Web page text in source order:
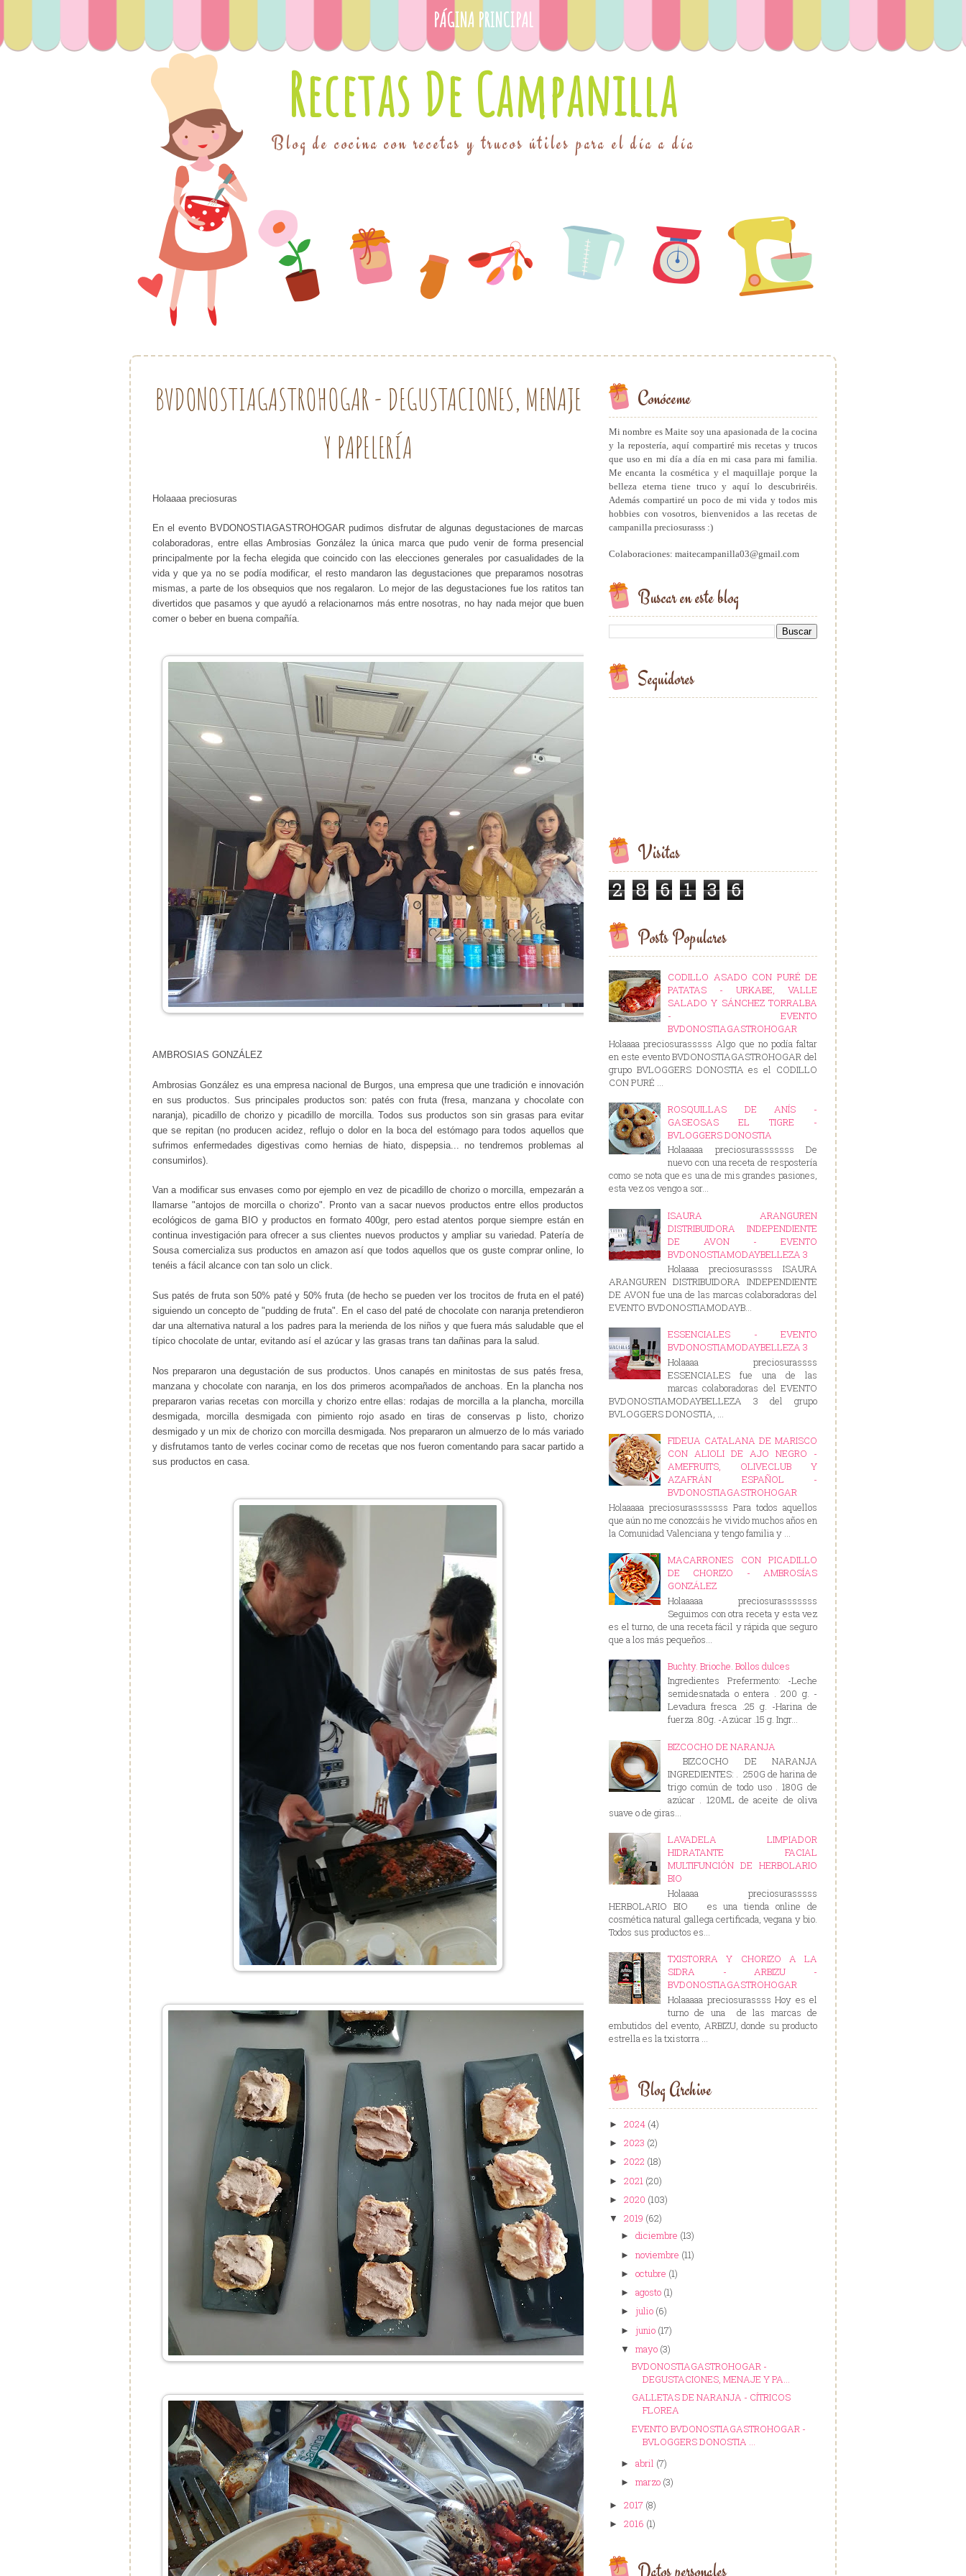
PÁGINA PRINCIPAL
Recetas De Campanilla
Blog de cocina con recetas y trucos útiles para el día a día
BVDONOSTIAGASTROHOGAR - DEGUSTACIONES, MENAJE
Y PAPELERÍA
Holaaaa preciosuras
En el evento BVDONOSTIAGASTROHOGAR pudimos disfrutar de algunas degustaciones de marcas
colaboradoras, entre ellas Ambrosias González la única marca que pudo venir de forma presencial
principalmente por la fecha elegida que coincido con las elecciones generales por casualidades de la
vida y que ya no se podía modificar, el resto mandaron las degustaciones que preparamos nosotras
mismas, a parte de los obsequios que nos regalaron. Lo mejor de las degustaciones fue los ratitos tan
divertidos que pasamos y que ayudó a relacionarnos más entre nosotras, no hay nada mejor que buen
comer o beber en buena compañía.
AMBROSIAS GONZÁLEZ
Ambrosias González es una empresa nacional de Burgos, una empresa que une tradición e innovación
en sus productos. Sus principales productos son: patés con fruta (fresa, manzana y chocolate con
naranja), picadillo de chorizo y picadillo de morcilla. Todos sus productos son sin grasas para evitar
que se repitan (no producen acidez, reflujo o dolor en la boca del estómago para todos aquellos que
sufrimos enfermedades digestivas como hernias de hiato, dispepsia... no tendremos problemas al
consumirlos).
Van a modificar sus envases como por ejemplo en vez de picadillo de chorizo o morcilla, empezarán a
llamarse "antojos de morcilla o chorizo". Pronto van a sacar nuevos productos entre ellos productos
ecológicos de gama BIO y productos en formato 400gr, pero estad atentos porque siempre están en
continua investigación para ofrecer a sus clientes nuevos productos y ampliar su variedad. Patería de
Sousa comercializa sus productos en amazon así que todos aquellos que os guste comprar online, lo
tenéis a fácil alcance con tan solo un click.
Sus patés de fruta son 50% paté y 50% fruta (de hecho se pueden ver los trocitos de fruta en el paté)
siguiendo un concepto de "pudding de fruta". En el caso del paté de chocolate con naranja pretendieron
dar una alternativa natural a los padres para la merienda de los niños y que fuera más saludable que el
típico chocolate de untar, evitando así el azúcar y las grasas trans tan dañinas para la salud.
Nos prepararon una degustación de sus productos. Unos canapés en minitostas de sus patés fresa,
manzana y chocolate con naranja, en los dos primeros acompañados de anchoas. En la plancha nos
prepararon varias recetas con morcilla y chorizo entre ellas: rodajas de morcilla a la plancha, morcilla
desmigada, morcilla desmigada con pimiento rojo asado en tiras de conservas p listo, chorizo
desmigado y un mix de chorizo con morcilla desmigada. Nos prepararon un almuerzo de lo más variado
y disfrutamos tanto de verles cocinar como de recetas que nos fueron comentando para sacar partido a
sus productos en casa.
Conóceme
Mi nombre es Maite soy una apasionada de la cocina
y la repostería, aquí compartiré mis recetas y trucos
que uso en mi día a día en mi casa para mi familia.
Me encanta la cosmética y el maquillaje porque la
belleza eterna tiene truco y aquí lo descubriréis.
Además compartiré un poco de mi vida y todos mis
hobbies con vosotros, bienvenidos a las recetas de
campanilla preciosurasss :)
Colaboraciones: maitecampanilla03@gmail.com
Buscar en este blog
Seguidores
Visitas
2 8 6 1 3 6
Posts Populares
CODILLO ASADO CON PURÉ DE
PATATAS - URKABE, VALLE
SALADO Y SÁNCHEZ TORRALBA
- EVENTO
BVDONOSTIAGASTROHOGAR
Holaaaa preciosurasssss Algo que no podía faltar
en este evento BVDONOSTIAGASTROHOGAR del
grupo BVLOGGERS DONOSTIA es el CODILLO
CON PURÉ ...
ROSQUILLAS DE ANÍS -
GASEOSAS EL TIGRE -
BVLOGGERS DONOSTIA
Holaaaaa preciosurasssssss De
nuevo con una receta de respostería
como se nota que es una de mis grandes pasiones,
esta vez os vengo a sor...
ISAURA ARANGUREN
DISTRIBUIDORA INDEPENDIENTE
DE AVON - EVENTO
BVDONOSTIAMODAYBELLEZA 3
Holaaaa preciosurassss ISAURA
ARANGUREN DISTRIBUIDORA INDEPENDIENTE
DE AVON fue una de las marcas colaboradoras del
EVENTO BVDONOSTIAMODAYB...
ESSENCIALES - EVENTO
BVDONOSTIAMODAYBELLEZA 3
Holaaaa preciosurassss
ESSENCIALES fue una de las
marcas colaboradoras del EVENTO
BVDONOSTIAMODAYBELLEZA 3 del grupo
BVLOGGERS DONOSTIA, ...
FIDEUA CATALANA DE MARISCO
CON ALIOLI DE AJO NEGRO -
AMEFRUITS, OLIVECLUB Y
AZAFRÁN ESPAÑOL -
BVDONOSTIAGASTROHOGAR
Holaaaaa preciosurasssssss Para todos aquellos
que aún no me conozcáis he vivido muchos años en
la Comunidad Valenciana y tengo familia y ...
MACARRONES CON PICADILLO
DE CHORIZO - AMBROSÍAS
GONZÁLEZ
Holaaaaa preciosurasssssss
Seguimos con otra receta y esta vez
es el turno, de una receta fácil y rápida que seguro
que a los más pequeños...
Buchty. Brioche. Bollos dulces
Ingredientes Prefermento: -Leche
semidesnatada o entera . 200 g. -
Levadura fresca .25 g. -Harina de
fuerza .80g. -Azúcar .15 g. Ingr...
BIZCOCHO DE NARANJA
BIZCOCHO DE NARANJA
INGREDIENTES: . 250G de harina de
trigo común de todo uso . 180G de
azúcar . 120ML de aceite de oliva
suave o de giras...
LAVADELA LIMPIADOR
HIDRATANTE FACIAL
MULTIFUNCIÓN DE HERBOLARIO
BIO
Holaaaa preciosurasssss
HERBOLARIO BIO es una tienda online de
cosmética natural gallega certificada, vegana y bio.
Todos sus productos es...
TXISTORRA Y CHORIZO A LA
SIDRA - ARBIZU -
BVDONOSTIAGASTROHOGAR
Holaaaaa preciosurassss Hoy es el
turno de una de las marcas de
embutidos del evento, ARBIZU, donde su producto
estrella es la txistorra ...
Blog Archive
► 2024 (4)
► 2023 (2)
► 2022 (18)
► 2021 (20)
► 2020 (103)
▼ 2019 (62)
► diciembre (13)
► noviembre (11)
► octubre (1)
► agosto (1)
► julio (6)
► junio (17)
▼ mayo (3)
BVDONOSTIAGASTROHOGAR -
DEGUSTACIONES, MENAJE Y PA...
GALLETAS DE NARANJA - CÍTRICOS
FLOREA
EVENTO BVDONOSTIAGASTROHOGAR -
BVLOGGERS DONOSTIA ...
► abril (7)
► marzo (3)
► 2017 (8)
► 2016 (1)